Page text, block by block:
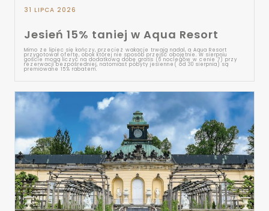
31 LIPCA 2026
Jesień 15% taniej w Aqua Resort
Mimo że lipiec się kończy, przecież wakacje trwają nadal, a Aqua Resort
przygotował ofertę, obok której nie sposób przejść obojętnie. W sierpniu
goście mogą liczyć na dodatkową dobę gratis (6 noclegów w cenie 7) przy
rezerwacji bezpośredniej, natomiast pobyty jesienne( od 30 sierpnia) są
premiowane 15% rabatem.